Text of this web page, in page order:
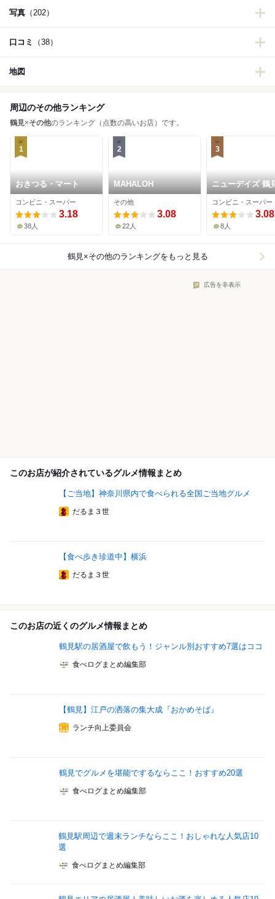
写真 （202）
口コミ （38）
地図
周辺のその他ランキング
鶴見×その他のランキング（点数の高いお店）です。
1
おきつる・マート
コンビニ・スーパー
3.18
38人
2
MAHALOH
その他
3.08
22人
3
ニューデイズ 鶴
口店
コンビニ・スーパー
3.08
8人
鶴見×その他のランキングをもっと見る
広告を非表示
このお店が紹介されているグルメ情報まとめ
【ご当地】神奈川県内で食べられる全国ご当地グルメ
だるま３世
【食べ歩き珍道中】横浜
だるま３世
このお店の近くのグルメ情報まとめ
鶴見駅の居酒屋で飲もう！ジャンル別おすすめ7選はココ
食べログまとめ編集部
【鶴見】江戸の洒落の集大成『おかめそば』
ランチ向上委員会
鶴見でグルメを堪能でするならここ！おすすめ20選
食べログまとめ編集部
鶴見駅周辺で週末ランチならここ！おしゃれな人気店10
選
食べログまとめ編集部